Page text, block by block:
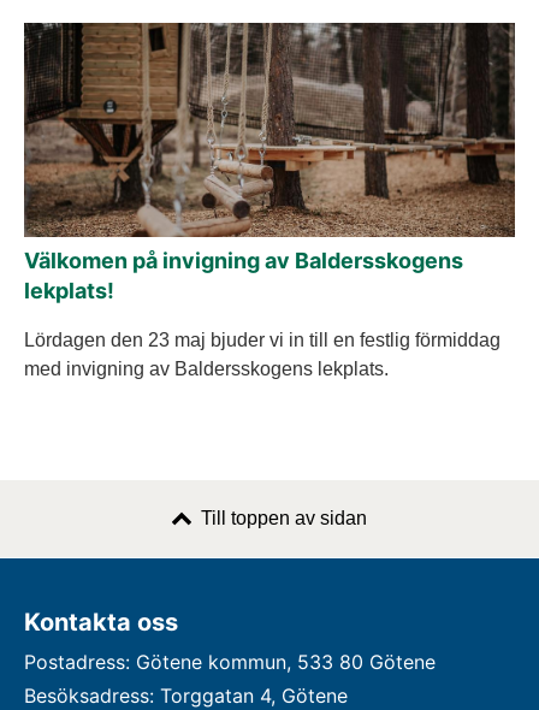
Välkomen på invigning av Baldersskogens
lekplats!
Lördagen den 23 maj bjuder vi in till en festlig förmiddag
med invigning av Baldersskogens lekplats.
Till toppen av sidan
Kontakta oss
Postadress: Götene kommun, 533 80 Götene
Besöksadress: Torggatan 4, Götene